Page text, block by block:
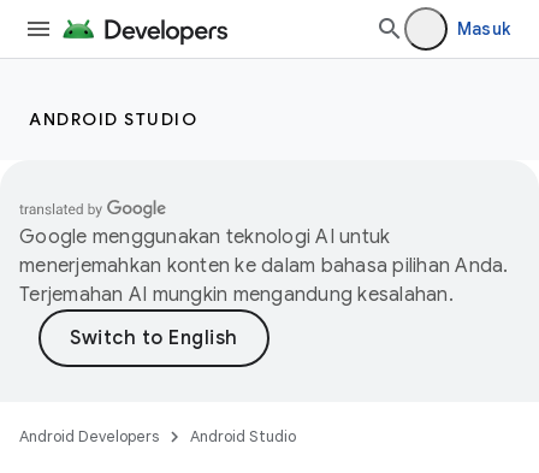
Masuk
ANDROID STUDIO
Google menggunakan teknologi AI untuk
menerjemahkan konten ke dalam bahasa pilihan Anda.
Terjemahan AI mungkin mengandung kesalahan.
Android Developers Android Studio